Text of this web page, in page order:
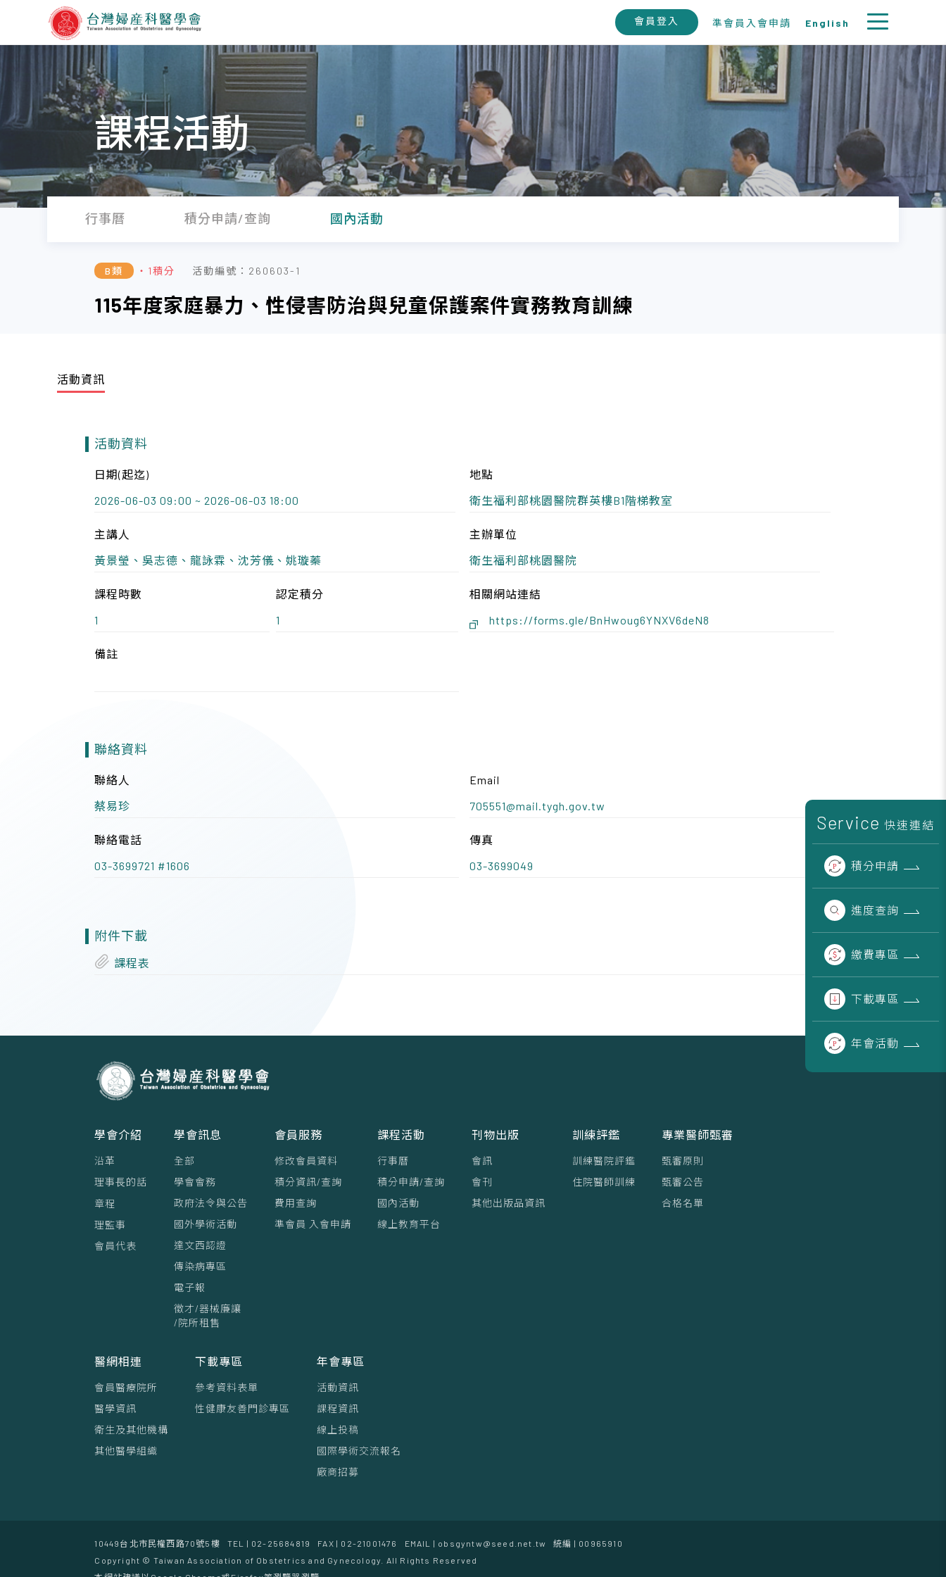
會員登入 準會員入會申請 English
Service 快速連結
積分申請
進度查詢
繳費專區
下載專區
年會活動
課程活動
行事曆 積分申請/查詢 國內活動
B類 ・1積分 活動編號：260603-1
115年度家庭暴力、性侵害防治與兒童保護案件實務教育訓練
活動資訊
活動資料
日期(起迄)
2026-06-03 09:00 ~ 2026-06-03 18:00
地點
衛生福利部桃園醫院群英樓B1階梯教室
主講人
黃景瑩、吳志德、龍詠霖、沈芳儀、姚璇蓁
主辦單位
衛生福利部桃園醫院
課程時數
1
認定積分
1
相關網站連結
https://forms.gle/BnHwoug6YNXV6deN8
備註
聯絡資料
聯絡人
蔡易珍
Email
705551@mail.tygh.gov.tw
聯絡電話
03-3699721 #1606
傳真
03-3699049
附件下載
課程表
學會介紹
沿革
理事⻑的話
章程
理監事
會員代表
學會訊息
全部
學會會務
政府法令與公告
國外學術活動
達文西認證
傳染病專區
電子報
徵才/器械廉讓
/院所租售
會員服務
修改會員資料
積分資訊/查詢
費用查詢
準會員 入會申請
課程活動
行事曆
積分申請/查詢
國內活動
線上教育平台
刊物出版
會訊
會刊
其他出版品資訊
訓練評鑑
訓練醫院評鑑
住院醫師訓練
專業醫師甄審
甄審原則
甄審公告
合格名單
醫網相連
會員醫療院所
醫學資訊
衛生及其他機構
其他醫學組織
下載專區
參考資料表單
性健康友善門診專區
年會專區
活動資訊
課程資訊
線上投稿
國際學術交流報名
廠商招募
10449台北市民權西路70號5樓 TEL | 02-25684819 FAX | 02-21001476 EMAIL | obsgyntw@seed.net.tw
統編 | 00965910
Copyright © Taiwan Association of Obstetrics and Gynecology. All Rights Reserved